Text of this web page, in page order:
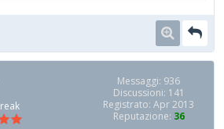
Messaggi: 936
Discussioni: 141
Registrato: Apr 2013
Reputazione: 36